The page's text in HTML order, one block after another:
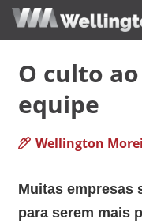
O culto
equipe
Wellington
Muitas empresas
para serem mais